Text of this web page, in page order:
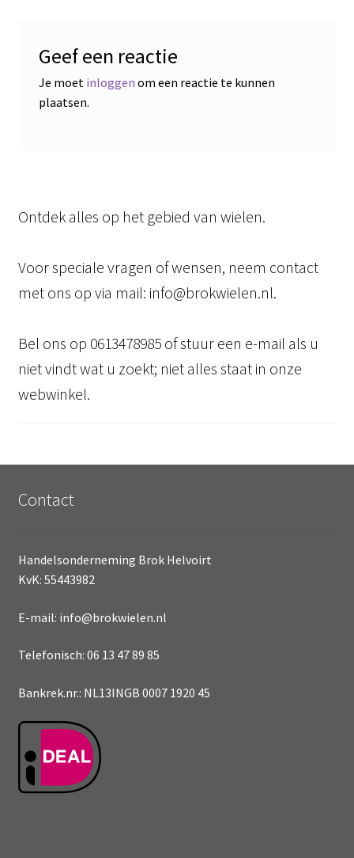
Geef een reactie
Je moet inloggen om een reactie te kunnen
plaatsen.
Ontdek alles op het gebied van wielen.
Voor speciale vragen of wensen, neem contact
met ons op via mail: info@brokwielen.nl.
Bel ons op 0613478985 of stuur een e-mail als u
niet vindt wat u zoekt; niet alles staat in onze
webwinkel.
Contact
Handelsonderneming Brok Helvoirt
KvK: 55443982
E-mail: info@brokwielen.nl
Telefonisch: 06 13 47 89 85
Bankrek.nr.: NL13INGB 0007 1920 45